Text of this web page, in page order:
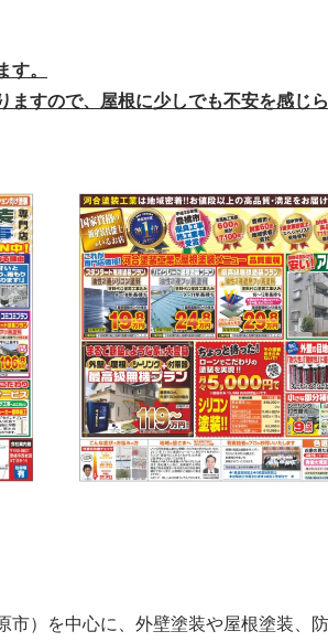
す。
ますので、屋根に少しでも不安を感じ
）を中心に、外壁塗装や屋根塗装、